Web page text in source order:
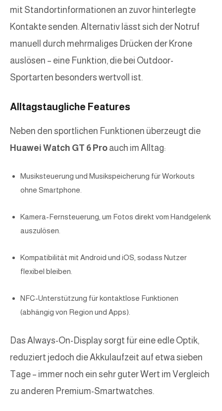
mit Standortinformationen an zuvor hinterlegte
Kontakte senden. Alternativ lässt sich der Notruf
manuell durch mehrmaliges Drücken der Krone
auslösen – eine Funktion, die bei Outdoor-
Sportarten besonders wertvoll ist.
Alltagstaugliche Features
Neben den sportlichen Funktionen überzeugt die
Huawei Watch GT 6 Pro auch im Alltag:
Musiksteuerung und Musikspeicherung für Workouts
ohne Smartphone.
Kamera-Fernsteuerung, um Fotos direkt vom Handgelenk
auszulösen.
Kompatibilität mit Android und iOS, sodass Nutzer
flexibel bleiben.
NFC-Unterstützung für kontaktlose Funktionen
(abhängig von Region und Apps).
Das Always-On-Display sorgt für eine edle Optik,
reduziert jedoch die Akkulaufzeit auf etwa sieben
Tage – immer noch ein sehr guter Wert im Vergleich
zu anderen Premium-Smartwatches.